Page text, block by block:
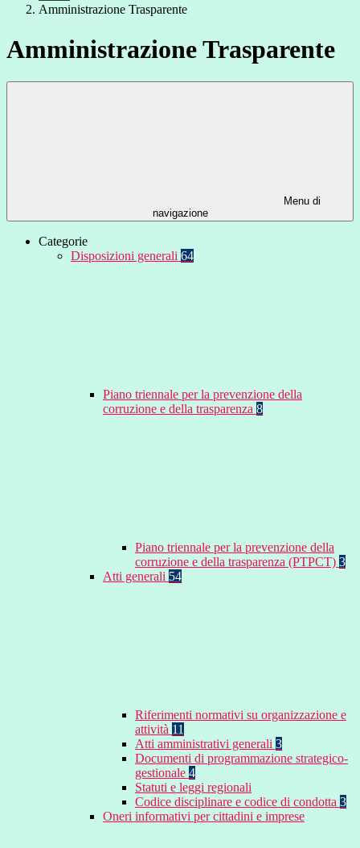
Amministrazione Trasparente
Amministrazione Trasparente
Menu di
navigazione
Categorie
Disposizioni generali 64
Piano triennale per la prevenzione della
corruzione e della trasparenza 8
Piano triennale per la prevenzione della
corruzione e della trasparenza (PTPCT) 3
Atti generali 54
Riferimenti normativi su organizzazione e
attività 11
Atti amministrativi generali 3
Documenti di programmazione strategico-
gestionale 4
Statuti e leggi regionali
Codice disciplinare e codice di condotta 3
Oneri informativi per cittadini e imprese